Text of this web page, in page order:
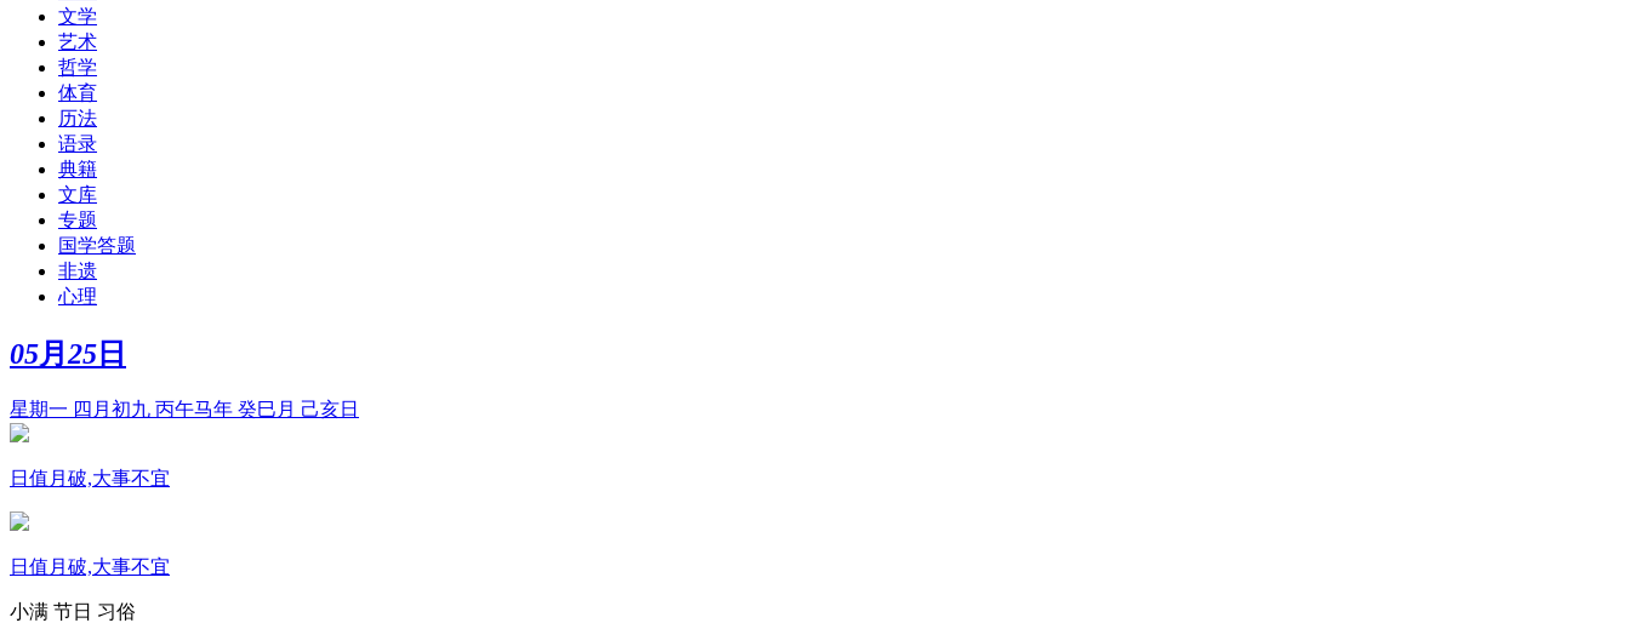
文学
艺术
哲学
体育
历法
语录
典籍
文库
专题
国学答题
非遗
心理
05月 25 日
星期一 四月初九 丙午马年 癸巳月 己亥日
日值月破,大事不宜
日值月破,大事不宜
小满 节日 习俗